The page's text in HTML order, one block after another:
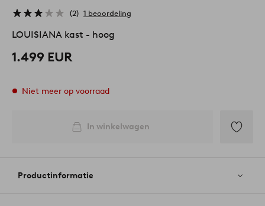
2 1 beoordeling
LOUISIANA kast - hoog
1.499 EUR
Niet meer op voorraad
In winkelwagen
aan
Productinformatie